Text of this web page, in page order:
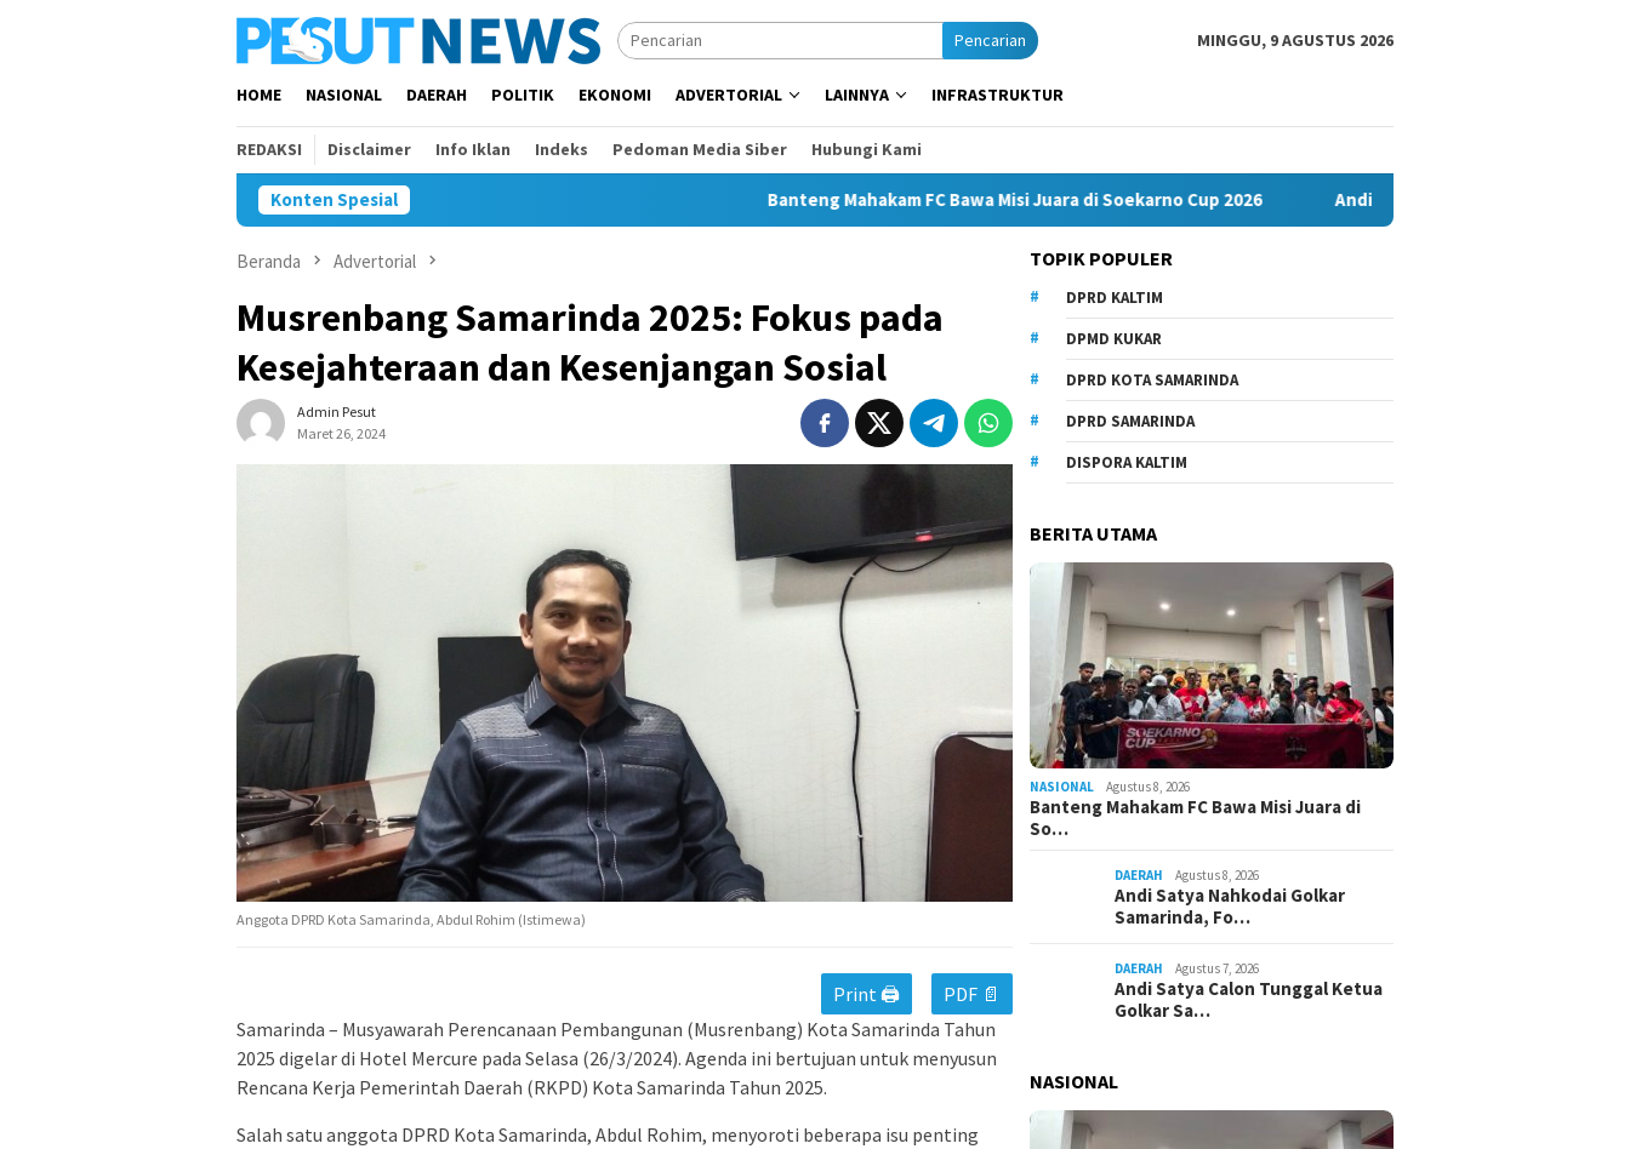
Pencarian MINGGU, 9 AGUSTUS 2026
HOME NASIONAL DAERAH POLITIK EKONOMI ADVERTORIAL LAINNYA INFRASTRUKTUR
REDAKSI Disclaimer Info Iklan Indeks Pedoman Media Siber Hubungi Kami
Konten Spesial Banteng Mahakam FC Bawa Misi Juara di Soekarno Cup 2026 Andi Satya Nahkodai Golkar Samarinda, Fokus
Beranda Advertorial
Musrenbang Samarinda 2025: Fokus pada
Kesejahteraan dan Kesenjangan Sosial
Admin Pesut
Maret 26, 2024
Anggota DPRD Kota Samarinda, Abdul Rohim (Istimewa)
Print 🖨
PDF 📄
Samarinda – Musyawarah Perencanaan Pembangunan (Musrenbang) Kota Samarinda Tahun
2025 digelar di Hotel Mercure pada Selasa (26/3/2024). Agenda ini bertujuan untuk menyusun
Rencana Kerja Pemerintah Daerah (RKPD) Kota Samarinda Tahun 2025.
Salah satu anggota DPRD Kota Samarinda, Abdul Rohim, menyoroti beberapa isu penting
TOPIK POPULER
DPRD KALTIM
DPMD KUKAR
DPRD KOTA SAMARINDA
DPRD SAMARINDA
DISPORA KALTIM
BERITA UTAMA
NASIONAL Agustus 8, 2026
Banteng Mahakam FC Bawa Misi Juara di
So…
DAERAH Agustus 8, 2026
Andi Satya Nahkodai Golkar
Samarinda, Fo…
DAERAH Agustus 7, 2026
Andi Satya Calon Tunggal Ketua
Golkar Sa…
NASIONAL